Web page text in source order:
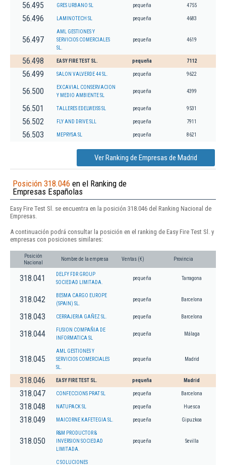
56.495 GRES URBANO SL pequeña 4755
56.496 LAMINOTECH SL pequeña 4683
56.497
AML GESTIONES Y
SERVICIOS COMERCIALES
SL.
pequeña 4619
56.498 EASY FIRE TEST SL. pequeña 7112
56.499 SALON VALVERDE 44 SL. pequeña 9622
56.500
EXCAVIAL CONSERVACION
Y MEDIO AMBIENTE SL
pequeña 4399
56.501 TALLERES EDELWEISS SL pequeña 9531
56.502 FLY AND DRIVE SLL pequeña 7911
56.503 MEPRYSA SL pequeña 8621
Ver Ranking de Empresas de Madrid
Posición 318.046 en el Ranking de
Empresas Españolas
Easy Fire Test Sl. se encuentra en la posición 318.046 del Ranking Nacional de
Empresas.
A continuación podrá consultar la posición en el ranking de Easy Fire Test Sl. y
empresas con posiciones similares:
Posición
Nacional
Nombre de la empresa Ventas (€) Provincia
318.041
DELFY FDR GROUP
SOCIEDAD LIMITADA.
pequeña Tarragona
318.042
BESMA CARGO EUROPE
(SPAIN) SL.
pequeña Barcelona
318.043 CERRAJERIA GAÑEZ SL. pequeña Barcelona
318.044
FUSION COMPAÑIA DE
INFORMATICA SL
pequeña Málaga
318.045
AML GESTIONES Y
SERVICIOS COMERCIALES
SL.
pequeña Madrid
318.046 EASY FIRE TEST SL. pequeña Madrid
318.047 CONFECCIONS PRAT SL pequeña Barcelona
318.048 NATUPACK SL pequeña Huesca
318.049 MAICORNE KAFETEGIA SL. pequeña Gipuzkoa
318.050
R&M PRODUCTOR &
INVERSION SOCIEDAD
LIMITADA.
pequeña Sevilla
C SOLUCIONES